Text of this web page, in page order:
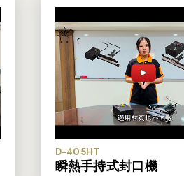
D-405HT
瞬熱手持式封口機